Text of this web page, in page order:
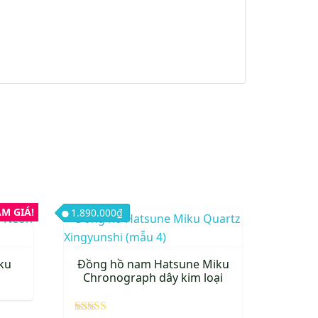
GIÁ!
là: 790.000₫.
Đồng hồ nam Hatsune Miku
Chronograph dây kim loại
1.890.000₫